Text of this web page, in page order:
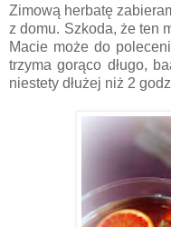
Zimową herbatę
z domu. Szkoda, że ten
Macie może do
trzyma gorąco długo,
niestety dłużej niż 2